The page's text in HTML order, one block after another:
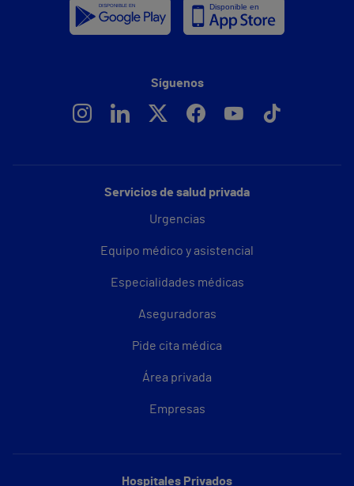
Servicios de salud privada
Urgencias
Equipo médico y asistencial
Especialidades médicas
Aseguradoras
Pide cita médica
Área privada
Empresas
Hospitales Privados
Síguenos